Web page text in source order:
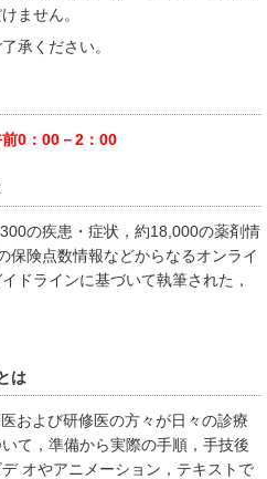
ません。
承ください。
0：00－2：00
の疾患・症状，約18,000の薬剤情
保険点数情報などからなるオンライ
ドラインに基づいて執筆された，
は
および研修医の方々が日々の診療
て，準備から実際の手順，手技後
オやアニメーション，テキストで